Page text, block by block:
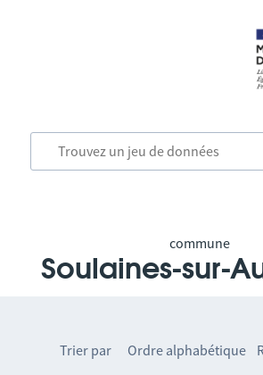
commune
Soulaines-sur-
Trier par Ordre alphabétique